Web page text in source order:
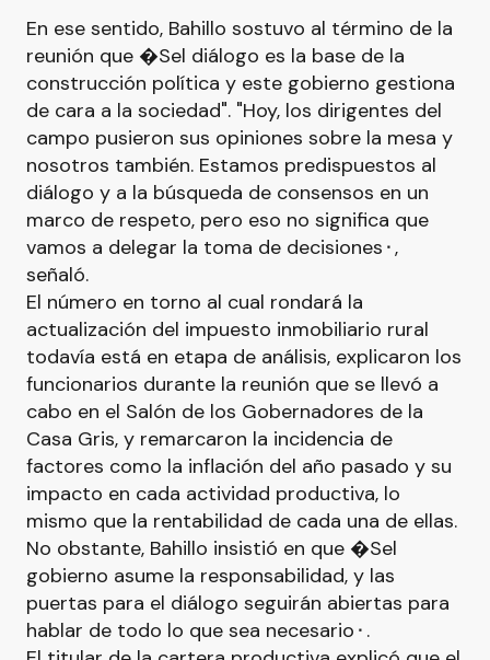
En ese sentido, Bahillo sostuvo al término de la
reunión que �Sel diálogo es la base de la
construcción política y este gobierno gestiona
de cara a la sociedad". "Hoy, los dirigentes del
campo pusieron sus opiniones sobre la mesa y
nosotros también. Estamos predispuestos al
diálogo y a la búsqueda de consensos en un
marco de respeto, pero eso no significa que
vamos a delegar la toma de decisiones⬝,
señaló.
El número en torno al cual rondará la
actualización del impuesto inmobiliario rural
todavía está en etapa de análisis, explicaron los
funcionarios durante la reunión que se llevó a
cabo en el Salón de los Gobernadores de la
Casa Gris, y remarcaron la incidencia de
factores como la inflación del año pasado y su
impacto en cada actividad productiva, lo
mismo que la rentabilidad de cada una de ellas.
No obstante, Bahillo insistió en que �Sel
gobierno asume la responsabilidad, y las
puertas para el diálogo seguirán abiertas para
hablar de todo lo que sea necesario⬝.